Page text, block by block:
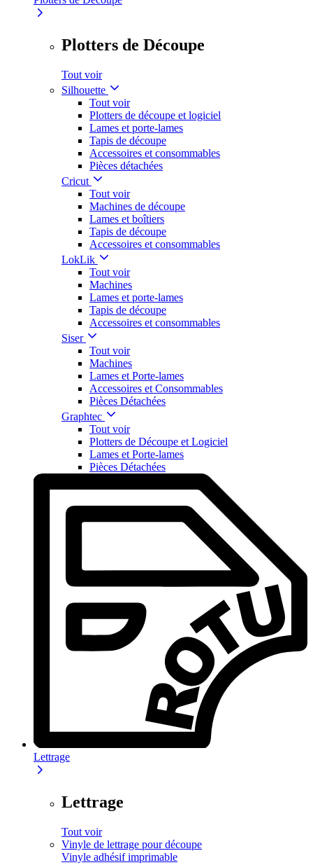
Plotters de Découpe
Tout voir
Silhouette
Tout voir
Plotters de découpe et logiciel
Lames et porte-lames
Tapis de découpe
Accessoires et consommables
Pièces détachées
Cricut
Tout voir
Machines de découpe
Lames et boîtiers
Tapis de découpe
Accessoires et consommables
LokLik
Tout voir
Machines
Lames et porte-lames
Tapis de découpe
Accessoires et consommables
Siser
Tout voir
Machines
Lames et Porte-lames
Accessoires et Consommables
Pièces Détachées
Graphtec
Tout voir
Plotters de Découpe et Logiciel
Lames et Porte-lames
Pièces Détachées
Lettrage
Lettrage
Tout voir
Vinyle de lettrage pour découpe
Vinyle adhésif imprimable